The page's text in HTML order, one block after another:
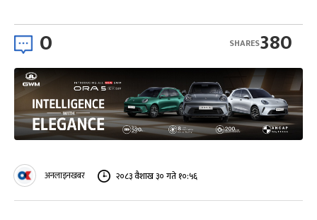
0 380
SHARES
अनलाइनखबर २०८३ वैशाख ३० गते १०:५६